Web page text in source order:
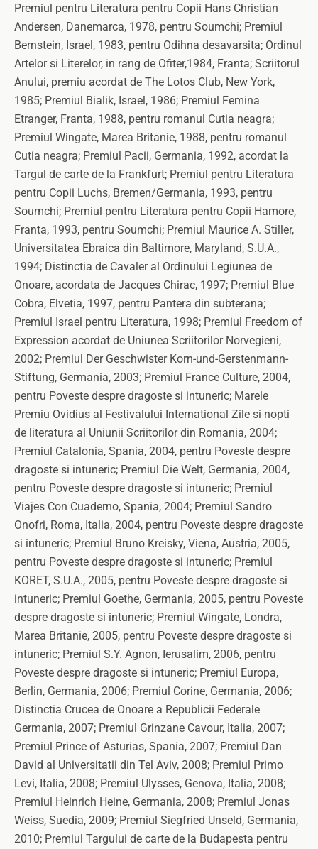
Premiul pentru Literatura pentru Copii Hans Christian
Andersen, Danemarca, 1978, pentru Soumchi; Premiul
Bernstein, Israel, 1983, pentru Odihna desavarsita; Ordinul
Artelor si Literelor, in rang de Ofiter,1984, Franta; Scriitorul
Anului, premiu acordat de The Lotos Club, New York,
1985; Premiul Bialik, Israel, 1986; Premiul Femina
Etranger, Franta, 1988, pentru romanul Cutia neagra;
Premiul Wingate, Marea Britanie, 1988, pentru romanul
Cutia neagra; Premiul Pacii, Germania, 1992, acordat la
Targul de carte de la Frankfurt; Premiul pentru Literatura
pentru Copii Luchs, Bremen/Germania, 1993, pentru
Soumchi; Premiul pentru Literatura pentru Copii Hamore,
Franta, 1993, pentru Soumchi; Premiul Maurice A. Stiller,
Universitatea Ebraica din Baltimore, Maryland, S.U.A.,
1994; Distinctia de Cavaler al Ordinului Legiunea de
Onoare, acordata de Jacques Chirac, 1997; Premiul Blue
Cobra, Elvetia, 1997, pentru Pantera din subterana;
Premiul Israel pentru Literatura, 1998; Premiul Freedom of
Expression acordat de Uniunea Scriitorilor Norvegieni,
2002; Premiul Der Geschwister Korn-und-Gerstenmann-
Stiftung, Germania, 2003; Premiul France Culture, 2004,
pentru Poveste despre dragoste si intuneric; Marele
Premiu Ovidius al Festivalului International Zile si nopti
de literatura al Uniunii Scriitorilor din Romania, 2004;
Premiul Catalonia, Spania, 2004, pentru Poveste despre
dragoste si intuneric; Premiul Die Welt, Germania, 2004,
pentru Poveste despre dragoste si intuneric; Premiul
Viajes Con Cuaderno, Spania, 2004; Premiul Sandro
Onofri, Roma, Italia, 2004, pentru Poveste despre dragoste
si intuneric; Premiul Bruno Kreisky, Viena, Austria, 2005,
pentru Poveste despre dragoste si intuneric; Premiul
KORET, S.U.A., 2005, pentru Poveste despre dragoste si
intuneric; Premiul Goethe, Germania, 2005, pentru Poveste
despre dragoste si intuneric; Premiul Wingate, Londra,
Marea Britanie, 2005, pentru Poveste despre dragoste si
intuneric; Premiul S.Y. Agnon, Ierusalim, 2006, pentru
Poveste despre dragoste si intuneric; Premiul Europa,
Berlin, Germania, 2006; Premiul Corine, Germania, 2006;
Distinctia Crucea de Onoare a Republicii Federale
Germania, 2007; Premiul Grinzane Cavour, Italia, 2007;
Premiul Prince of Asturias, Spania, 2007; Premiul Dan
David al Universitatii din Tel Aviv, 2008; Premiul Primo
Levi, Italia, 2008; Premiul Ulysses, Genova, Italia, 2008;
Premiul Heinrich Heine, Germania, 2008; Premiul Jonas
Weiss, Suedia, 2009; Premiul Siegfried Unseld, Germania,
2010; Premiul Targului de carte de la Budapesta pentru